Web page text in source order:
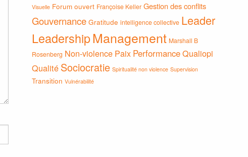
Visuelle Forum ouvert Françoise Keller Gestion des conflits
Gouvernance Gratitude intelligence collective Leader
LeadershipManagement Marshall B
Rosenberg Non-violence Paix PerformanceQualiopi
Qualité Sociocratie Spiritualité non violence Supervision
Transition Vulnérabilité